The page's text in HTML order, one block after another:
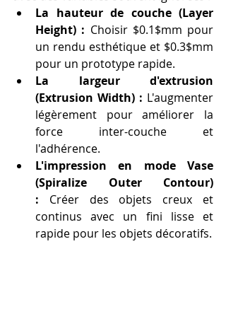
La hauteur de couche (Layer
Height) : Choisir $0.1$mm pour
un rendu esthétique et $0.3$mm
pour un prototype rapide.
La largeur d'extrusion
(Extrusion Width) : L'augmenter
légèrement pour améliorer la
force inter-couche et
l'adhérence.
L'impression en mode Vase
(Spiralize Outer Contour)
: Créer des objets creux et
continus avec un fini lisse et
rapide pour les objets décoratifs.